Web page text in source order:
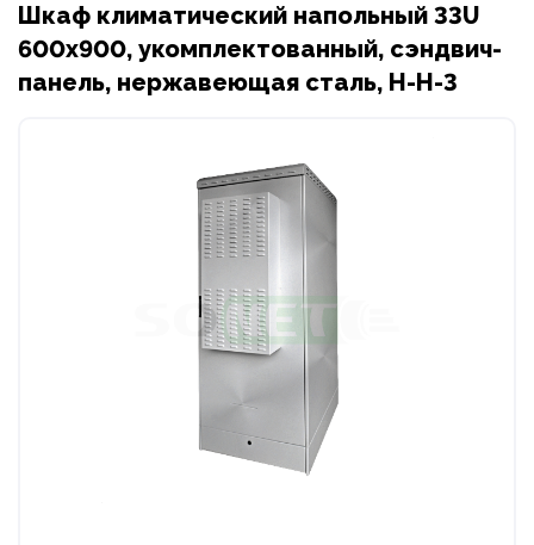
Шкаф климатический напольный 33U
600х900, укомплектованный, сэндвич-
панель, нержавеющая сталь, Н-Н-3